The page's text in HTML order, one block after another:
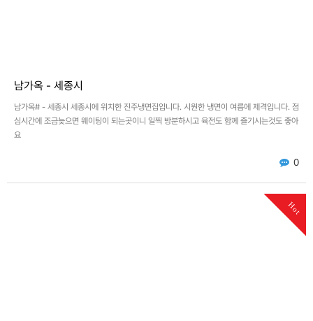
남가옥 - 세종시
남가옥# - 세종시 세종시에 위치한 진주냉면집입니다. 시원한 냉면이 여름에 제격입니다. 점
심시간에 조금늦으면 웨이팅이 되는곳이니 일찍 방분하시고 육전도 함께 즐기시는것도 좋아
요
0
Hot